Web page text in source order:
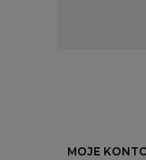
dostosować
MOJE